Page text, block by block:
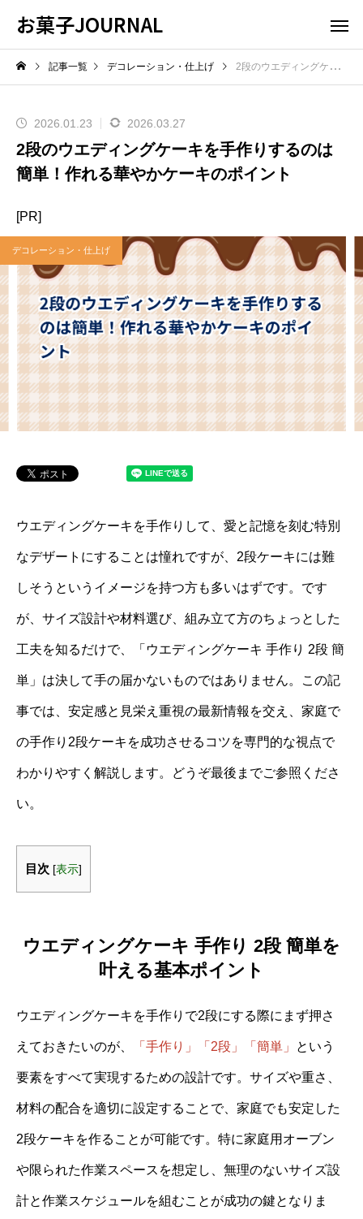
お菓子JOURNAL
記事一覧 デコレーション・仕上げ 2段のウエディングケーキを手作りするのは簡単！作れる華やかケーキのポイント
2026.01.23 2026.03.27
2段のウエディングケーキを手作りするのは
簡単！作れる華やかケーキのポイント
[PR]
デコレーション・仕上げ
ウエディングケーキを手作りして、愛と記憶を刻む特別
なデザートにすることは憧れですが、2段ケーキには難
しそうというイメージを持つ方も多いはずです。です
が、サイズ設計や材料選び、組み立て方のちょっとした
工夫を知るだけで、「ウエディングケーキ 手作り 2段 簡
単」は決して手の届かないものではありません。この記
事では、安定感と見栄え重視の最新情報を交え、家庭で
の手作り2段ケーキを成功させるコツを専門的な視点で
わかりやすく解説します。どうぞ最後までご参照くださ
い。
目次 [表示]
ウエディングケーキ 手作り 2段 簡単を
叶える基本ポイント
ウエディングケーキを手作りで2段にする際にまず押さ
えておきたいのが、 「手作り」「2段」「簡単」 という
要素をすべて実現するための設計です。サイズや重さ、
材料の配合を適切に設定することで、家庭でも安定した
2段ケーキを作ることが可能です。特に家庭用オーブン
や限られた作業スペースを想定し、無理のないサイズ設
計と作業スケジュールを組むことが成功の鍵となりま